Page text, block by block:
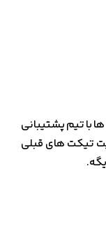
با تیم پشتیبانی
تیکت های قبلی